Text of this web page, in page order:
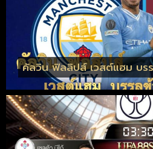
คัลวิน ฟิลลิปส์ เวสต์แฮม บ